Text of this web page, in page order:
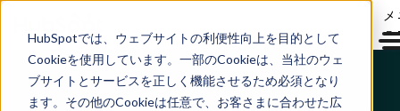
HubSpotでは、ウェブサイトの利便性向上を目的として
Cookieを使用しています。一部のCookieは、当社のウェ
ブサイトとサービスを正しく機能させるため必須となり
ます。その他のCookieは任意で、お客さまに合わせた広